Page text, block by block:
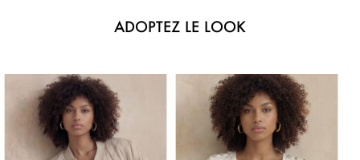
ADOPTEZ LE LOOK